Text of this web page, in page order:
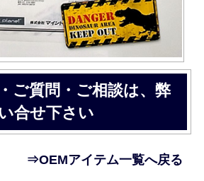
ご質問・ご相談は、弊
合せ下さい
⇒OEMアイテム一覧へ戻る